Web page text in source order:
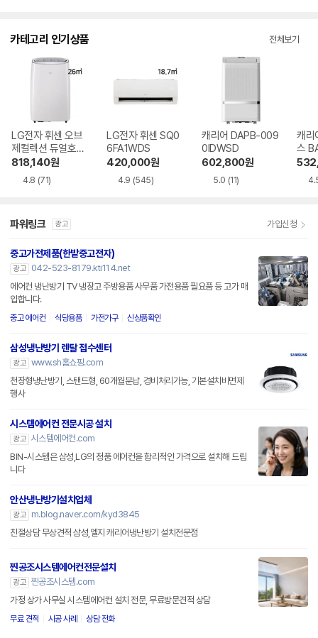
카테고리 인기상품 전체보기
LG전자 휘센 오브
제컬렉션 듀얼호스
PQ08FDWBS
818,140원
4.8 (71)
LG전자 휘센 SQ0
6FA1WDS
420,000원
4.9 (545)
캐리어 DAPB-009
0IDWSD
602,800원
5.0 (11)
캐리
스
파워링크 광고 가입신청
중고가전제품(한밭중고전자)
광고
042-523-8179.kti114.net
에어컨 냉난방기 TV 냉장고 주방용품 사무품 가전용품 필요품 등 고가 매
입합니다.
중고 에어컨 식당용품 가전가구 신상품확인
삼성냉난방기 렌탈 접수센터
광고 www.sh홈쇼핑.com
천장형냉난방기, 스탠드형, 60개월분납, 경비처리가능, 기본설치비면제
행사
시스템에어컨 전문시공 설치
광고 시스템에어컨.com
BIN-시스템은 삼성,LG의 정품 에어컨을 합리적인 가격으로 설치해 드립
니다
안산냉난방기설치업체
광고
m.blog.naver.com/kyd3845
친절상담 무상견적 삼성,엘지 캐리어냉난방기 설치전문점
찐공조시스템에어컨전문설치
광고 찐공조시스템.com
가정 상가 사무실 시스템에어컨 설치 전문, 무료방문견적 상담
무료 견적 시공 사례 상담 전화